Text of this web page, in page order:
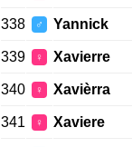
338 ♂ Yannick
339 ♀ Xavierre
340 ♀ Xavièrra
341 ♀ Xaviere